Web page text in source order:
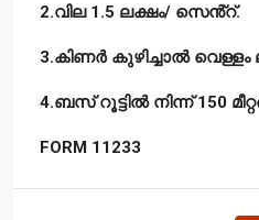
2.വില 1.5 ലക്ഷം/ സെൻ്റ്.
3.കിണർ കുഴിച്ചാൽ
4.ബസ് റൂട്ടിൽ നിന്ന് 150
FORM 11233